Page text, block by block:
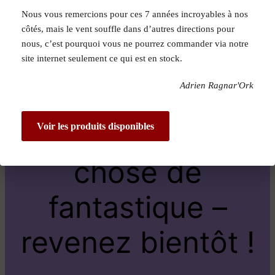
Pardon pour le
dérangement !
Nous travaillons
sur quelque
chose de
fantastique –
revenez bientôt !
Nous vous remercions pour ces 7 années incroyables à nos
côtés, mais le vent souffle dans d’autres directions pour
nous, c’est pourquoi vous ne pourrez commander via notre
site internet seulement ce qui est en stock.
Adrien Ragnar'Ork
Voir les produits disponibles